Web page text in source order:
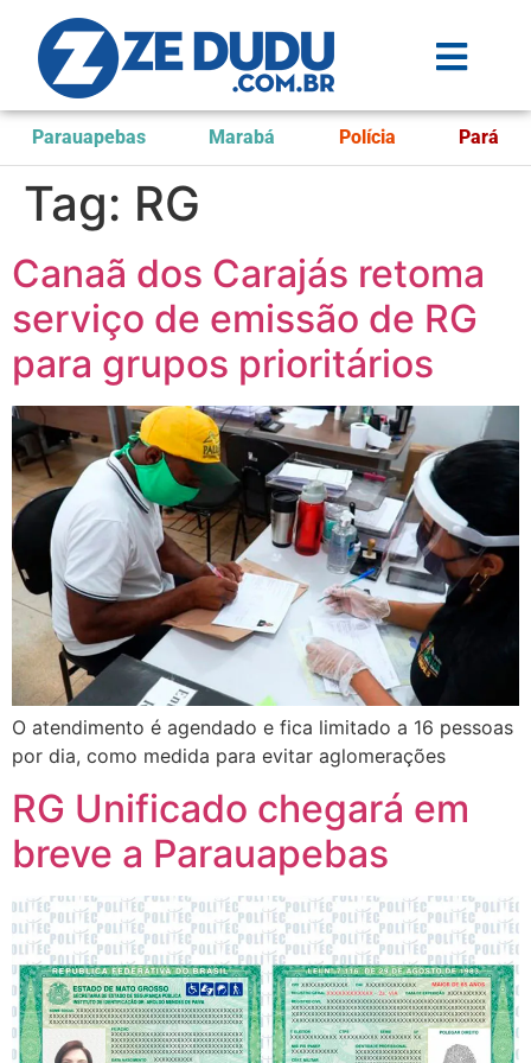
Parauapebas Marabá Polícia Pará
Tag: RG
Canaã dos Carajás retoma
serviço de emissão de RG
para grupos prioritários
O atendimento é agendado e fica limitado a 16 pessoas
por dia, como medida para evitar aglomerações
RG Unificado chegará em
breve a Parauapebas